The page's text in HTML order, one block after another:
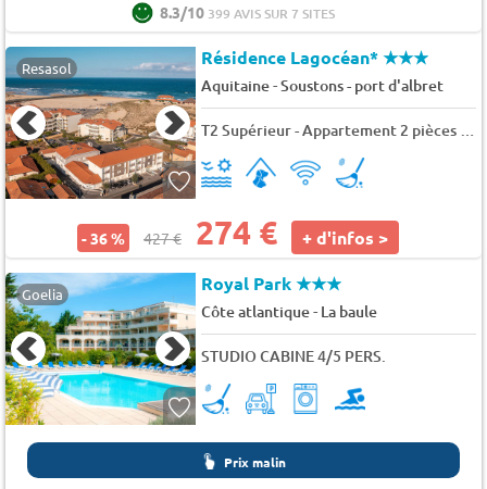
8.3/10 399 AVIS SUR 7 SITES
Resasol Résidence Lagocéan*★★★
Aquitaine-Soustons - port d'albret
- 36 % 427 € 274 € + d'infos >
Goelia Royal Park★★★
Côte atlantique- La baule
STUDIO CABINE 4/5 PERS.
Prix malin